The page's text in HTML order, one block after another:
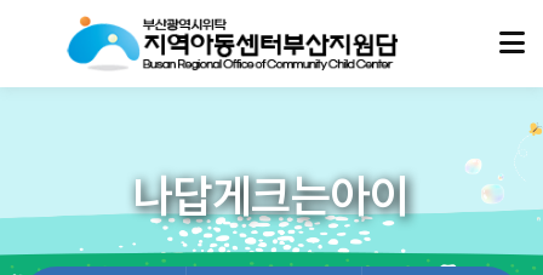
나답게크는아이